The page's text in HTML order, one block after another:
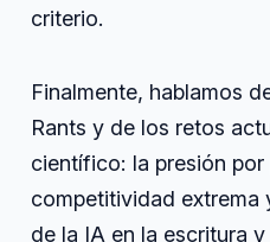
criterio.
Finalmente, hablamos
Rants y de los retos
científico: la presión por
competitividad extrema
de la IA en la escritura